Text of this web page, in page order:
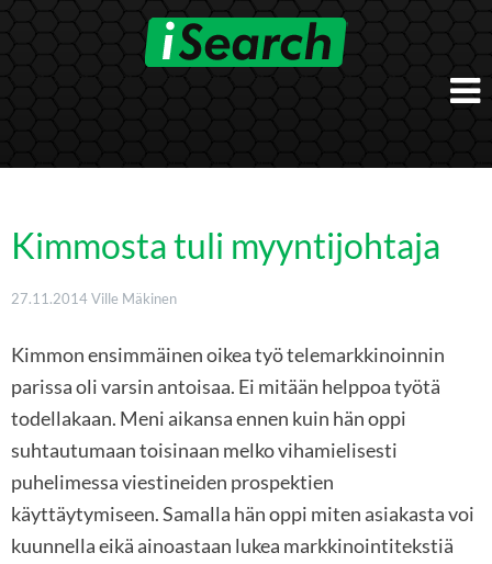
Skip
iSearch Superior
iSearch Chief Executive
Hogan arviointimenetelmät
Konsultointi
iSearch
In English
In Brief
Kimmosta tuli myyntijohtaja
27.11.2014 Ville Mäkinen
Kimmon ensimmäinen oikea työ telemarkkinoinnin
parissa oli varsin antoisaa. Ei mitään helppoa työtä
todellakaan. Meni aikansa ennen kuin hän oppi
suhtautumaan toisinaan melko vihamielisesti
puhelimessa viestineiden prospektien
käyttäytymiseen. Samalla hän oppi miten asiakasta voi
kuunnella eikä ainoastaan lukea markkinointitekstiä